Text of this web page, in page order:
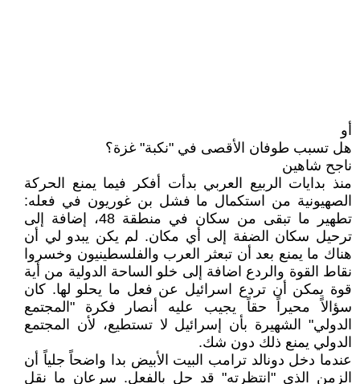
أو
هل تسبب طوفان الأقصى في "نكبة" غزة؟
ناجح شاهين
منذ بدايات الربيع العربي بدأت أفكر فيما يمنع الحركة
الصهيونية من استكمال ما فشل بن غوريون في فعله:
تطهير ما تبقى من سكان في منطقة 48، إضافة إلى
ترحيل سكان الضفة إلى أي مكان. لم يكن يبدو لي أن
هناك ما يمنع بعد أن تبعثر العرب والفلسطينيون وخسروا
نقاط القوة والردع اضافة إلى خلو الساحة الدولية من أية
قوة يمكن أن تردع اسرائيل عن فعل ما يحلو لها. كان
سؤالاً محيراً حقاً يجيب عليه أنصار فكرة "المجتمع
الدولي" الشهيرة بأن إسرائيل لا تستطيع، لأن المجتمع
الدولي يمنع ذلك دون شك.
عندما دخل دونالد ترامب البيت الأبيض بدا واضحاً جلياً أن
الزمن الذي "انتظرته" قد حل بالفعل. سرعان ما نقل